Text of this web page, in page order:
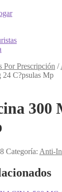
Por Prescripción /
C?psulas Mp
300
Categoría: Anti-